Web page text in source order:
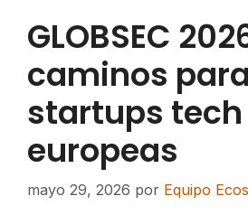
GLOBSEC
caminos para
startups tech
europeas
mayo 29, 2026 por Equipo